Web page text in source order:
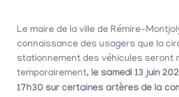
Le maire de la ville de Rémire-
connaissance des usagers que la
stationnement des véhicules seront
temporairement, le samedi 13 juin
17h30 sur certaines artères de la